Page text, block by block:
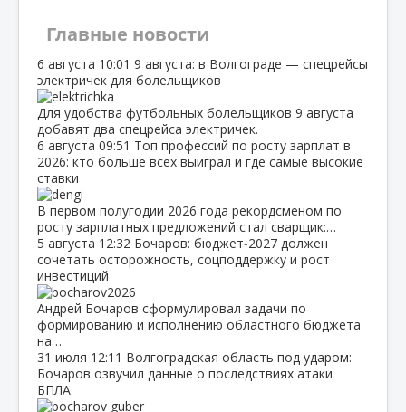
Главные новости
6 августа 10:01 9 августа: в Волгограде — спецрейсы
электричек для болельщиков
Для удобства футбольных болельщиков 9 августа
добавят два спецрейса электричек.
6 августа 09:51 Топ профессий по росту зарплат в
2026: кто больше всех выиграл и где самые высокие
ставки
В первом полугодии 2026 года рекордсменом по
росту зарплатных предложений стал сварщик:…
5 августа 12:32 Бочаров: бюджет‑2027 должен
сочетать осторожность, соцподдержку и рост
инвестиций
Андрей Бочаров сформулировал задачи по
формированию и исполнению областного бюджета
на…
31 июля 12:11 Волгоградская область под ударом:
Бочаров озвучил данные о последствиях атаки
БПЛА